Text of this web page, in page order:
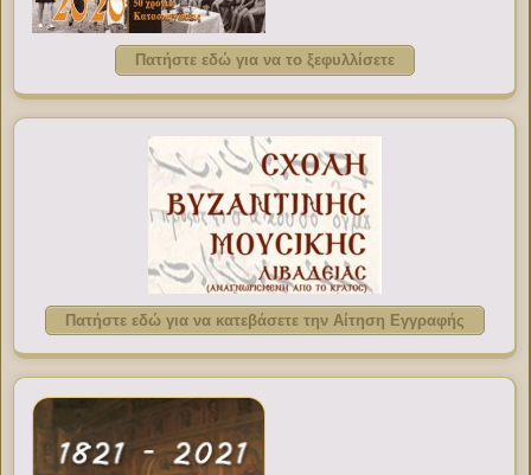
Πατήστε εδώ για να το ξεφυλλίσετε
Πατήστε εδώ για να κατεβάσετε την Αίτηση Εγγραφής